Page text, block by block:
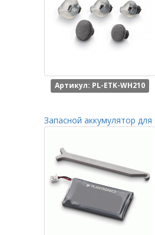
Артикул: PL-ETK-WH210
Запасной аккумулятор